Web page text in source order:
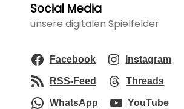
Social Media
unsere digitalen Spielfelder
Facebook Instagram
RSS-Feed Threads
WhatsApp YouTube